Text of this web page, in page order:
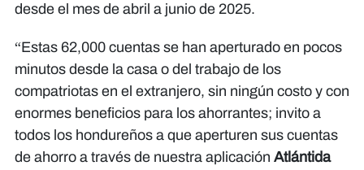
desde el mes de abril a junio de 2025.
“Estas 62,000 cuentas se han aperturado en pocos
minutos desde la casa o del trabajo de los
compatriotas en el extranjero, sin ningún costo y con
enormes beneficios para los ahorrantes; invito a
todos los hondureños a que aperturen sus cuentas
de ahorro a través de nuestra aplicación Atlántida